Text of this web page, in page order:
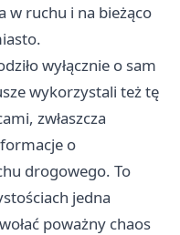
w ruchu i na bieżąco
wyłącznie o sam
wykorzystali też tę
zwłaszcza
o
drogowego. To
jedna
poważny chaos